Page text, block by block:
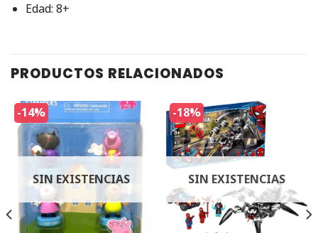
Edad: 8+
PRODUCTOS RELACIONADOS
-14%
SIN EXISTENCIAS
-18%
SIN EXISTENCIAS